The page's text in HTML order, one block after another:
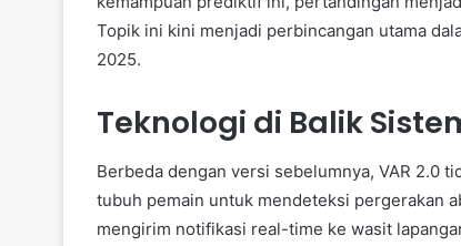
Topik ini kini menjadi perbincangan utama
2025.
Teknologi di Balik
Berbeda dengan versi sebelumnya, VAR 2.0
tubuh pemain untuk mendeteksi pergerakan
mengirim notifikasi real-time ke wasit